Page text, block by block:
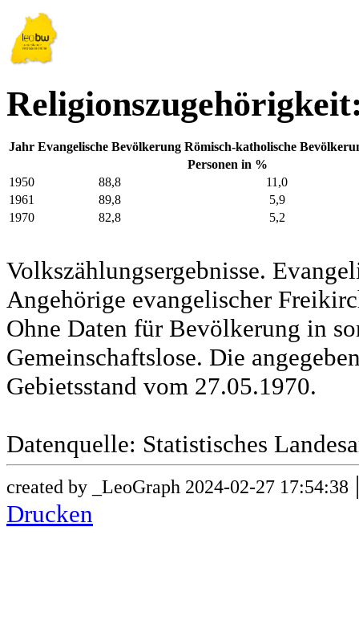
Jahr Evangelische Bevölkerung Römisch-katholische
Personen in %
1950
88,8
11,0
1961
89,8
5,9
1970
82,8 5,2
Volkszählungsergebnisse.
Angehörige evangelischer
Ohne Daten für Bevölkerung in
Gemeinschaftslose. Die
Gebietsstand vom 27.05.1970.
Datenquelle: Statistisches
created by _LeoGraph 2024-02-27 17:54:38
Drucken